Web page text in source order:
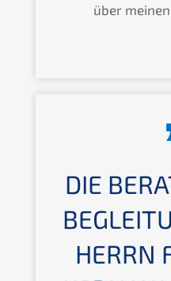
über
DIE
HERRN